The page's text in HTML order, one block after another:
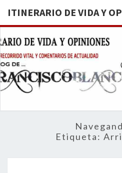
ITINERARIO DE VIDA Y
Etiqueta: